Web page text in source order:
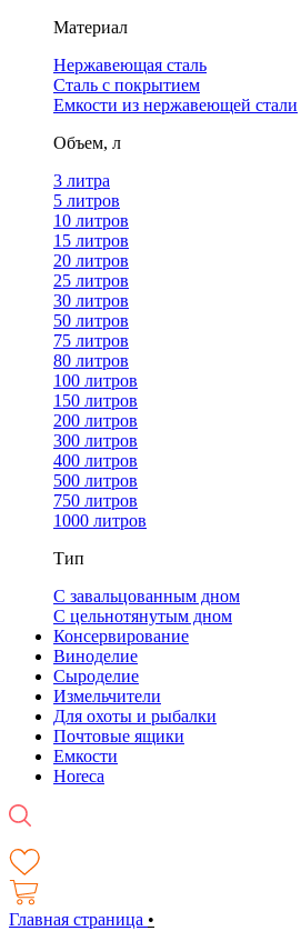
Материал
Нержавеющая сталь
Сталь с покрытием
Емкости из нержавеющей стали
Объем, л
3 литра
5 литров
10 литров
15 литров
20 литров
25 литров
30 литров
50 литров
75 литров
80 литров
100 литров
150 литров
200 литров
300 литров
400 литров
500 литров
750 литров
1000 литров
Тип
С завальцованным дном
С цельнотянутым дном
Консервирование
Виноделие
Сыроделие
Измельчители
Для охоты и рыбалки
Почтовые ящики
Емкости
Horeca
Главная страница •